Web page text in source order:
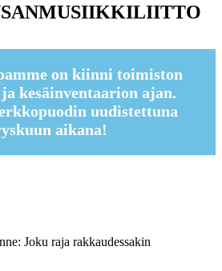
on kiinni toimiston
kesäinventaarion ajan.
uudistettuna
aikana!
Joku raja rakkaudessakin